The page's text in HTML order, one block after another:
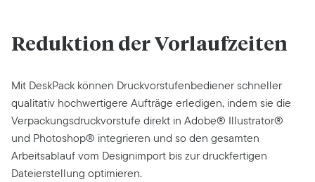
Reduktion der Vorlaufzeiten
Mit DeskPack können Druckvorstufenbediener schneller
qualitativ hochwertigere Aufträge erledigen, indem sie die
Verpackungsdruckvorstufe direkt in Adobe® Illustrator®
und Photoshop® integrieren und so den gesamten
Arbeitsablauf vom Designimport bis zur druckfertigen
Dateierstellung optimieren.